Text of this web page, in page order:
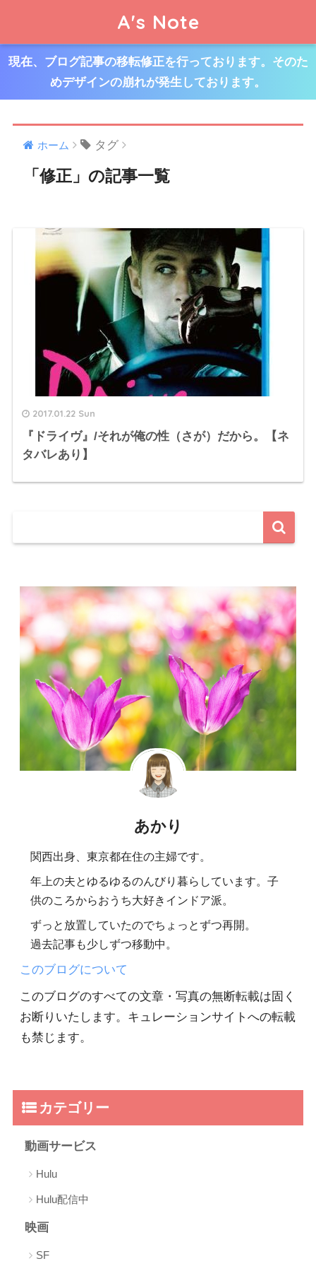
A's Note
現在、ブログ記事の移転修正を行っております。そのた
めデザインの崩れが発生しております。
ホーム タグ
「修正」の記事一覧
2017.01.22 Sun
『ドライヴ』/それが俺の性（さが）だから。【ネ
タバレあり】
あかり
関西出身、東京都在住の主婦です。
年上の夫とゆるゆるのんびり暮らしています。子
供のころからおうち大好きインドア派。
ずっと放置していたのでちょっとずつ再開。
過去記事も少しずつ移動中。
このブログについて
このブログのすべての文章・写真の無断転載は固く
お断りいたします。キュレーションサイトへの転載
も禁じます。
カテゴリー
動画サービス
Hulu
Hulu配信中
映画
SF